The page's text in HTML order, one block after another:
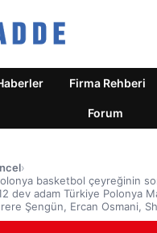
Firma Rehberi
Forum
›
basketbol çeyreğinin
dev adam Türkiye Polonya
Şengün, Ercan Osmani,